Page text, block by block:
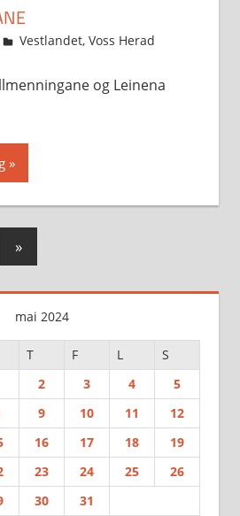
Svein
Vestlandet, Voss Herad
og Leinena
Next
Posts
»
mai 2024
T F L
S
2 3 4
5
9 10 11
12
16 17 18
19
23 24 25
26
30
31